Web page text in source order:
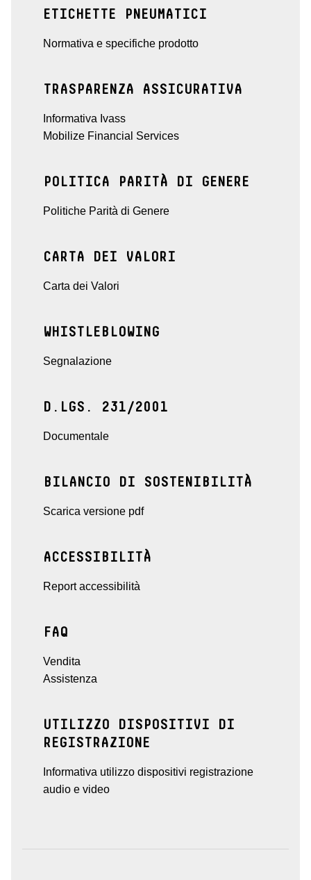
ETICHETTE PNEUMATICI
Normativa e specifiche prodotto
TRASPARENZA ASSICURATIVA
Informativa Ivass
Mobilize Financial Services
POLITICA PARITÀ DI GENERE
Politiche Parità di Genere
CARTA DEI VALORI
Carta dei Valori
WHISTLEBLOWING
Segnalazione
D.LGS. 231/2001
Documentale
BILANCIO DI SOSTENIBILITÀ
Scarica versione pdf
ACCESSIBILITÀ
Report accessibilità
FAQ
Vendita
Assistenza
UTILIZZO DISPOSITIVI DI
REGISTRAZIONE
Informativa utilizzo dispositivi registrazione
audio e video